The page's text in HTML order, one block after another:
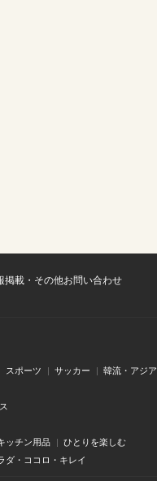
掲載・その他お問い合わせ
スポーツ サッカー 韓流・アジア
ッチン用品 ひとりを楽しむ
ダ・ココロ・キレイ